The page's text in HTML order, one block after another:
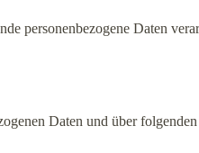
personenbezogene Daten
Daten und über